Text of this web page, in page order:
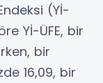
(Yİ-
Yİ-ÜFE, bir
bir
16,09, bir